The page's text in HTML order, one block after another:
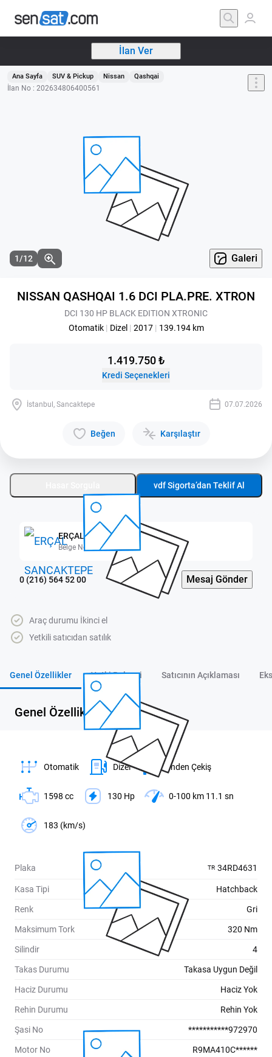
İlan Ver
Ana Sayfa SUV & Pickup Nissan Qashqai
İlan No : 202634806400561
Genel Özellikler
Otomatik Dizel Önden Çekiş
1598 cc 130 Hp 0-100 km 11.1 sn
183 (km/s)
Plaka TR 34RD4631
Kasa Tipi Hatchback
Renk Gri
Maksimum Tork 320 Nm
Silindir 4
Takas Durumu Takasa Uygun Değil
Haciz Durumu Haciz Yok
Rehin Durumu Rehin Yok
Şasi No ***********972970
Motor No R9MA410C******
1/12 Galeri
NISSAN QASHQAI 1.6 DCI PLA.PRE. XTRON
DCI 130 HP BLACK EDITION XTRONIC
Otomatik | Dizel | 2017 | 139.194 km
1.419.750 ₺
Kredi Seçenekleri
İstanbul, Sancaktepe 07.07.2026
Beğen Karşılaştır
vdf Sigorta’dan Teklif Al
ERÇAL SANCAKTEPE
Belge No: 3407861
0 (216) 564 52 00 Mesaj Gönder
Araç durumu İkinci el
Yetkili satıcıdan satılık
Genel Özellikler Yetki Belgesi Satıcının Açıklaması